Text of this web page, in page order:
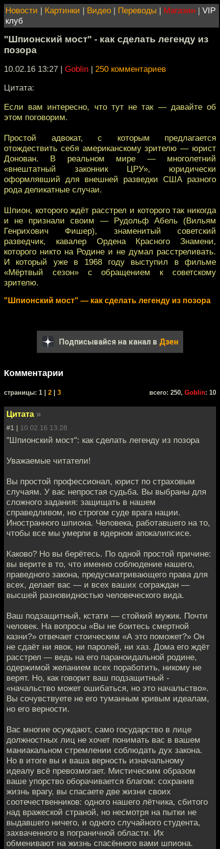
Новости | Картинки | Видео | Переводы | Магазин | VIP
клуб
"Шпионский мост" - как сделать легенду из
позора
10.02.16 13:27 | Goblin | 250 комментариев
Цитата:
Если вам интересно, что тут не так — давайте об
этом поговорим.
Простой адвокат, с которым предлагается
отождествить себя американскому зрителю — юрист
Донован. В реальном мире — многолетний
«внештатный законник ЦРУ», юридически
оформлявший для внешней разведки США разного
рода деликатные случаи.
Шпион, которого ждёт расстрел и которого так никогда
и не признали своим — Рудольф Абель (Вильям
Генрихович Фишер), знаменитый советский
разведчик, кавалер Ордена Красного Знамени,
которого никто на Родине и не думал расстреливать.
И который уже в 1968 году выступил в фильме
«Мёртвый сезон» с обращением к советскому
зрителю.
"Шпионский мост" — как сделать легенду из позора
Подписывайся на канал в Дзен
Комментарии
cтраницы: 1 | 2 3 всего: 250, Goblin: 10
Цитата »
#1 | 10.02.16 13:28
"Шпионский мост": как сделать легенду из позора
Уважаемые читатели!
Вы простой профессионал, юрист по страховым
случаям. У вас непростая судьба. Вы выбраны для
сложного задания: защищать в нашем
справедливом, но строгом суде врага нации.
Иностранного шпиона. Человека, работавшего на то,
чтобы все мы умерли в ядерном апокалипсисе.
Каково? Но вы берётесь. По одной простой причине:
вы верите в то, что именно соблюдение нашего,
праведного закона, предусматривающего права для
всех, делает вас — и всех ваших сограждан —
высшей разновидностью человеческого вида.
Ваш подзащитный, кстати — стойкий мужик. Почти
человек. На вопросы «Вы не боитесь смертной
казни?» отвечает стоическим «А это поможет?» Он
не сдаёт ни явок, ни паролей, ни хаз. Дома его ждёт
расстрел — ведь на его параноидальной родине,
одержимой желанием всех поработить, никому не
верят. Но, как говорит ваш подзащитный -
«начальство может ошибаться, но это начальство».
Вы сочувствуете не его туманным кривым идеалам,
но его верности.
Вас многие осуждают, само государство в лице
должностных лиц не хочет понимать вас в вашем
маниакальном стремлении соблюдать дух закона.
Но в итоге вы и ваша верность изначальному
идеалу всё превозмогает. Мистическим образом
ваше упорство оборачивается благом: сохранив
жизнь врагу, вы спасаете две жизни своих
соотечественников: одного нашего лётчика, сбитого
над вражеской страной, но несмотря на пытки не
выдавшего ничего, и одного случайного студента,
захваченного в пограничной области. Их
обменивают на жизнь спасённого вами шпиона.